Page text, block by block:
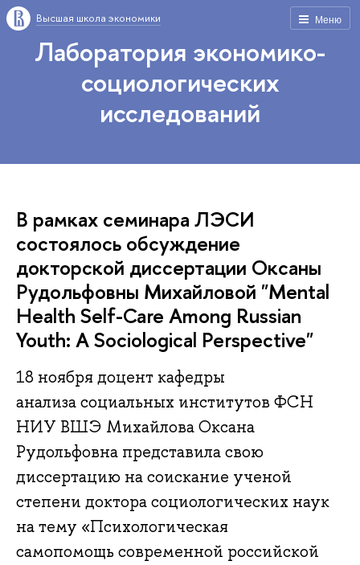
Меню
Высшая школа экономики
Лаборатория экономико-
социологических
исследований
В рамках семинара ЛЭСИ
состоялось обсуждение
докторской диссертации Оксаны
Рудольфовны Михайловой "Mental
Health Self-Care Among Russian
Youth: A Sociological Perspective"
18 ноября доцент кафедры
анализа социальных институтов ФСН
НИУ ВШЭ Михайлова Оксана
Рудольфовна представила свою
диссертацию на соискание ученой
степени доктора социологических наук
на тему «Психологическая
самопомощь современной российской